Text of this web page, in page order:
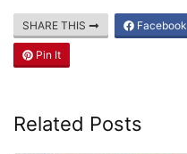
SHARE THIS Facebook
Pin It
Related Posts